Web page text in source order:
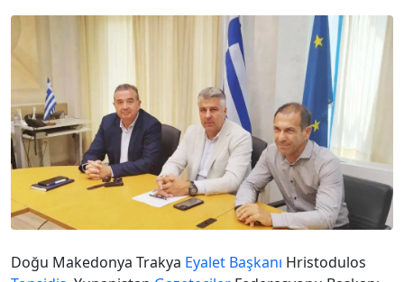
Doğu Makedonya Trakya Eyalet Başkanı Hristodulos